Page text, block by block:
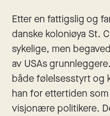
Etter en fattigslig og
danske koloniøya St.
sykelige, men
av USAs
både følelsesstyrt og
han for ettertiden
visjonære politikere.